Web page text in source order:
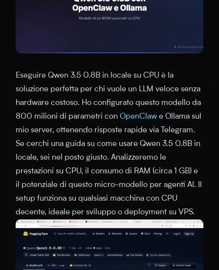
Eseguire Qwen 3.5 0.8B in locale su CPU è la
soluzione perfetta per chi vuole un LLM veloce senza
hardware costoso. Ho configurato questo modello da
800 milioni di parametri con OpenClaw e Ollama sul
mio server, ottenendo risposte rapide via Telegram.
Se cerchi una guida su come usare Qwen 3.5 0.8B in
locale, sei nel posto giusto. Analizzeremo le
prestazioni su CPU, il consumo di RAM (circa 1 GB) e
il potenziale di questo micro-modello per agenti AI. Il
setup funziona su qualsiasi macchina con CPU
decente, ideale per sviluppo o deployment su VPS.